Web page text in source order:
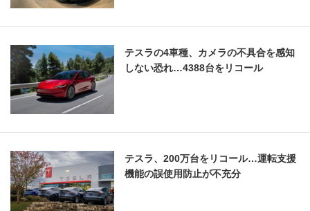
テスラの4車種、カメラの不具合を感知
しない恐れ…4388台をリコール
テスラ、200万台をリコール…運転支援
機能の誤使用防止が不充分